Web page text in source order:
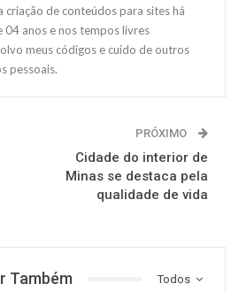
criação de conteúdos para sites há
04 anos e nos tempos livres
meus códigos e cuido de outros
pessoais.
PRÓXIMO
Cidade do interior de
Minas se destaca pela
qualidade de vida
Todos
Também